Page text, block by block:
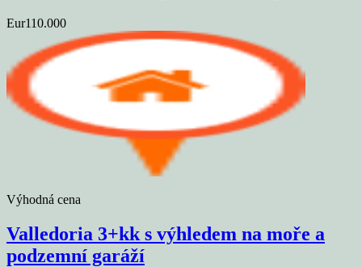
Eur110.000
Výhodná cena
Valledoria 3+kk s výhledem na moře a
podzemní garáží